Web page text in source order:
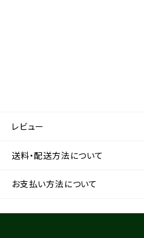
レビュー
送料・配送方法について
お支払い方法について